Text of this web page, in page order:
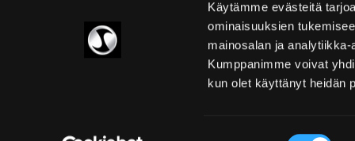
Käytämme evästeitä
ominaisuuksien
mainosalan ja
Kumppanimme voivat
kun olet käyttänyt heidän